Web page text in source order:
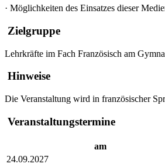
· Möglichkeiten des Einsatzes dieser
Zielgruppe
Lehrkräfte im Fach Französisch am
Hinweise
Die Veranstaltung wird in französischer
Veranstaltungstermine
am
24.09.2027